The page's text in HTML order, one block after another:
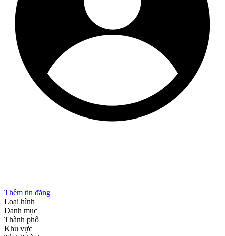
Thêm tin đăng
Loại hình
Danh mục
Thành phố
Khu vực